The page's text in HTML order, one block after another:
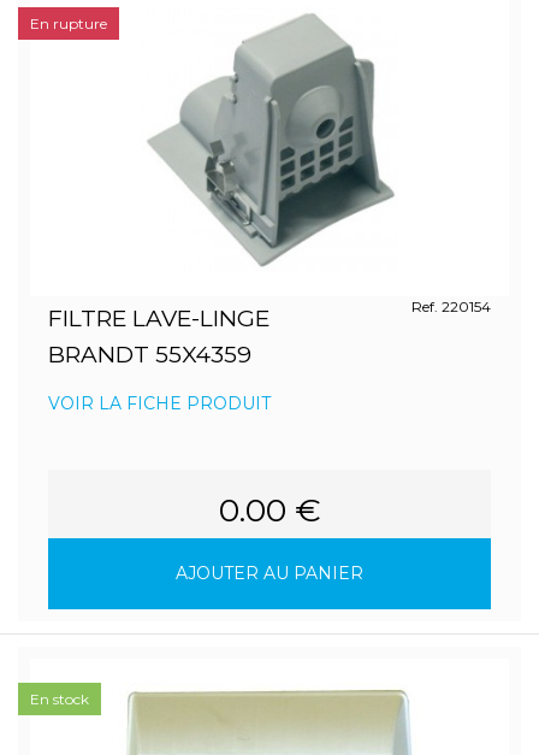
FILTRE LAVE-LINGE
BRANDT 55X4359
Ref. 220154
VOIR LA FICHE PRODUIT
0.00 €
AJOUTER AU PANIER
En rupture
En stock